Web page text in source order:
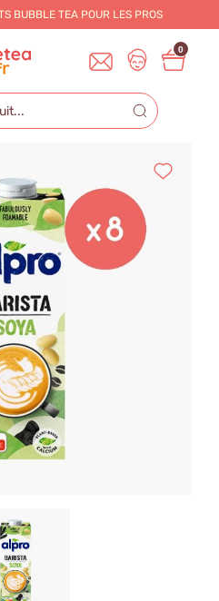
BUBBLE TEA POUR LES PROS
0